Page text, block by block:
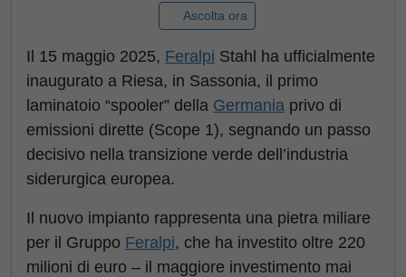
Ascolta ora
Il 15 maggio 2025, Feralpi Stahl ha ufficialmente
inaugurato a Riesa, in Sassonia, il primo
laminatoio “spooler” della Germania privo di
emissioni dirette (Scope 1), segnando un passo
decisivo nella transizione verde dell’industria
siderurgica europea.
Il nuovo impianto rappresenta una pietra miliare
per il Gruppo Feralpi, che ha investito oltre 220
milioni di euro – il maggiore investimento mai